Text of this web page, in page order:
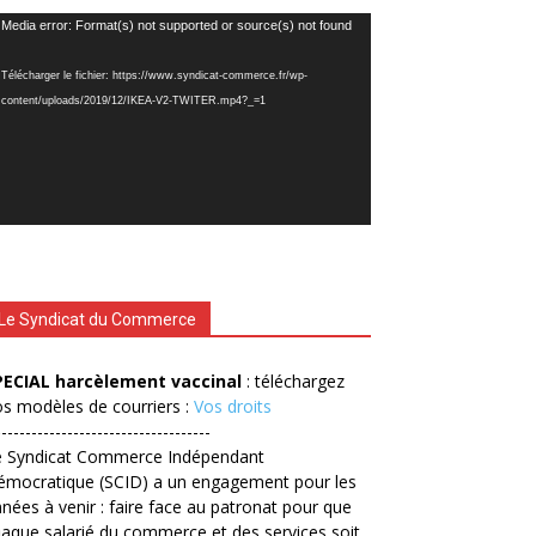
Media error: Format(s) not supported or source(s) not found
Télécharger le fichier: https://www.syndicat-commerce.fr/wp-
content/uploads/2019/12/IKEA-V2-TWITER.mp4?_=1
Le Syndicat du Commerce
harcèlement vaccinal : téléchargez
modèles de courriers : Vos droits
Syndicat Commerce Indépendant
(SCID) a un engagement pour les
à venir : faire face au patronat pour que